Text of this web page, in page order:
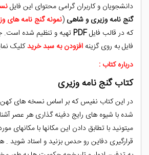
دانشجویان و کاربران گرامی محتوای این فایل
گنج نامه وزیری و شاهی (نمونه گنج نامه های
که در قالب فایلPDFتهیه و تنظیم شده است.
فایل به روی گزینه افزودن به سبد خریدکلیک
درباره کتاب :
کتاب گنج نامه وزیری
در این کتاب نفیس که بر اساس نسخه های کهن
شده با شیوه های رایج دفینه گذاری هر عصر
میتونید با تطابق دادن این مکانها با
قرارگیری دفاین رو حدس بزنید و استاد شوید .